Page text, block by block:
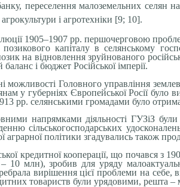
переселення малоземельних селян
і агротехніки [9; 10].
1905–1907 рр. першочерговою
позикового капіталу в селянському
на відновлення зруйнованого
і бюджет Російської імперії.
можливості Головного управління
у губерніях Європейської Росії
рр. селянськими громадами було
напрямками діяльності ГУЗіЗ
сільськогосподарських
аграрної політики згадувались також
кредитної кооперації, що почався з
10 млн), зробив для уряду
вирішення цієї проблеми на
товариств були урядовими, решта